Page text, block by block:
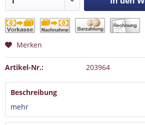
Merken
Artikel-Nr.: 203964
Beschreibung
mehr